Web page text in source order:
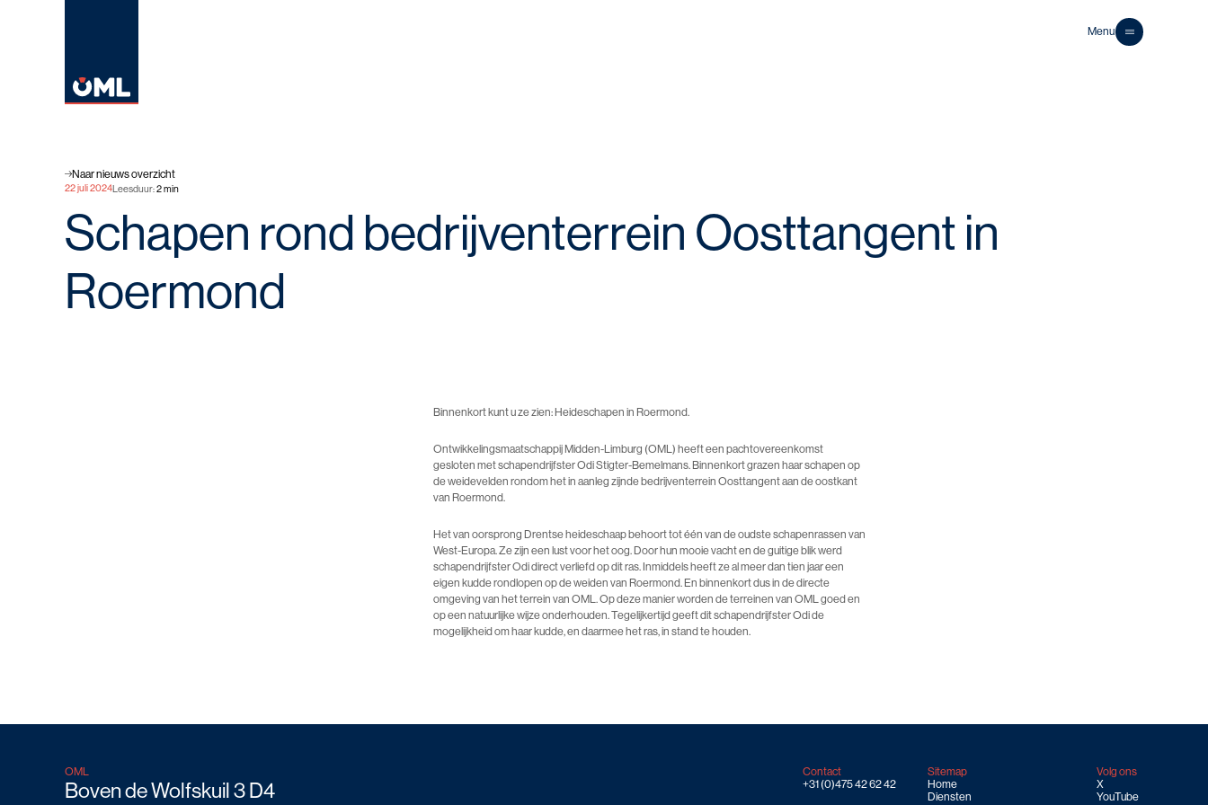
Menu
Naar nieuws overzicht
22 juli 2024Leesduur:2min
Schapen rond bedrijventerrein Oosttangent in
Roermond
Binnenkort kunt u ze zien: Heideschapen in Roermond.
Ontwikkelingsmaatschappij Midden-Limburg (OML) heeft een pachtovereenkomst
gesloten met schapendrijfster Odi Stigter-Bemelmans. Binnenkort grazen haar schapen op
de weidevelden rondom het in aanleg zijnde bedrijventerrein Oosttangent aan de oostkant
van Roermond.
Het van oorsprong Drentse heideschaap behoort tot één van de oudste schapenrassen van
West-Europa. Ze zijn een lust voor het oog. Door hun mooie vacht en de guitige blik werd
schapendrijfster Odi direct verliefd op dit ras. Inmiddels heeft ze al meer dan tien jaar een
eigen kudde rondlopen op de weiden van Roermond. En binnenkort dus in de directe
omgeving van het terrein van OML. Op deze manier worden de terreinen van OML goed en
op een natuurlijke wijze onderhouden. Tegelijkertijd geeft dit schapendrijfster Odi de
mogelijkheid om haar kudde, en daarmee het ras, in stand te houden.
OML
Boven de Wolfskuil 3 D4
Contact
+31 (0)475 42 62 42
Sitemap
Home
Diensten
Volg ons
X
YouTube